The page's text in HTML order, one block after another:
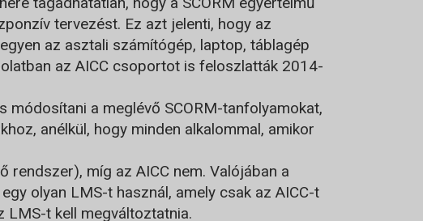
tervezést. Ez azt jelenti, hogy az
az asztali számítógép, laptop, táblagép
az AICC csoportot is feloszlatták 2014-
módosítani a meglévő SCORM-tanfolyamokat,
anélkül, hogy minden alkalommal, amikor
rendszer), míg az AICC nem. Valójában a
olyan LMS-t használ, amely csak az AICC-t
LMS-t kell megváltoztatnia.